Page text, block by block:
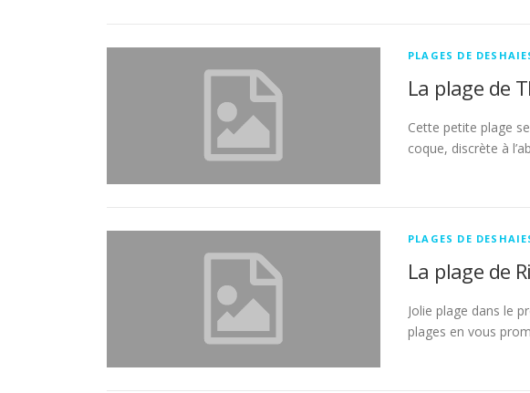
PLAGES DE
La plage de
Cette petite plage
coque, discrète à
PLAGES DE
La plage de
Jolie plage dans le
plages en vous